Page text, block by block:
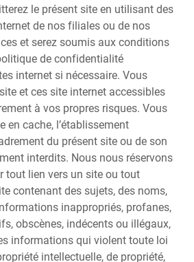
le présent site en utilisant des
de nos filiales ou de nos
et serez soumis aux conditions
de confidentialité
internet si nécessaire. Vous
et ces site internet accessibles
à vos propres risques. Vous
en cache, l’établissement
du présent site ou de son
interdits. Nous nous réservons
tout lien vers un site ou tout
contenant des sujets, des noms,
inappropriés, profanes,
obscènes, indécents ou illégaux,
informations qui violent toute loi
intellectuelle, de propriété,